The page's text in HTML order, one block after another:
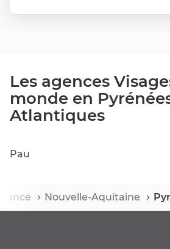
de
VENTE
VISAGES
DU
MONDE
Les agences
monde en
Atlantiques
Pau
Nouvelle-Aquitaine